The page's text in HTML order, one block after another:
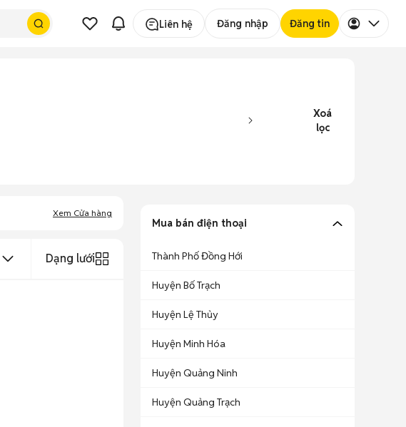
Liên hệ Đăng nhập Đăng tin
Xoá
lọc
Xem Cửa hàng
Dạng lưới
Mua bán điện thoại
Thành Phố Đồng Hới
Huyện Bố Trạch
Huyện Lệ Thủy
Huyện Minh Hóa
Huyện Quảng Ninh
Huyện Quảng Trạch